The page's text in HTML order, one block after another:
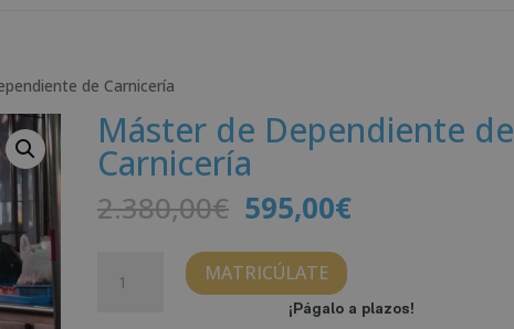
de Carnicería
Máster de Dependiente de
Carnicería
2.380,00€ El
precio
original
era:
2.380,00€.
595,00€El
precio
595,00€.
MATRICÚLATE